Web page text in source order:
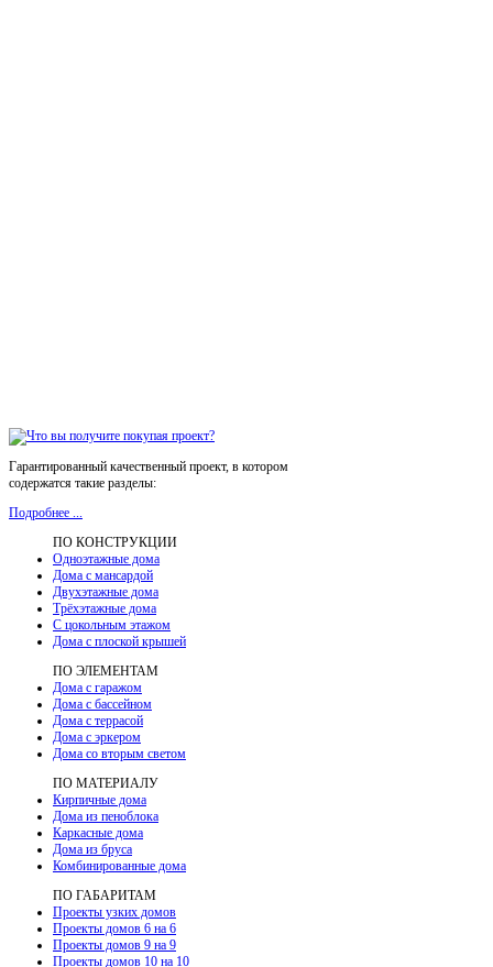
Гарантированный качественный проект, в котором
содержатся такие разделы:
Подробнее ...
ПО КОНСТРУКЦИИ
Одноэтажные дома
Дома с мансардой
Двухэтажные дома
Трёхэтажные дома
С цокольным этажом
Дома с плоской крышей
ПО ЭЛЕМЕНТАМ
Дома с гаражом
Дома с бассейном
Дома с террасой
Дома с эркером
Дома со вторым светом
ПО МАТЕРИАЛУ
Кирпичные дома
Дома из пеноблока
Каркасные дома
Дома из бруса
Комбинированные дома
ПО ГАБАРИТАМ
Проекты узких домов
Проекты домов 6 на 6
Проекты домов 9 на 9
Проекты домов 10 на 10